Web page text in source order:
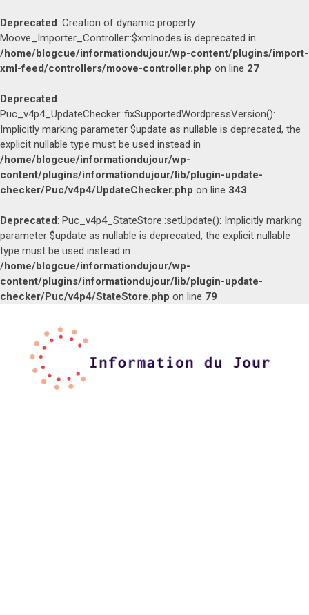
Deprecated: Creation of dynamic property
Moove_Importer_Controller::$xmlnodes is deprecated in
/home/blogcue/informationdujour/wp-content/plugins/import-
xml-feed/controllers/moove-controller.php on line 27
Deprecated:
Puc_v4p4_UpdateChecker::fixSupportedWordpressVersion():
Implicitly marking parameter $update as nullable is deprecated, the
explicit nullable type must be used instead in
/home/blogcue/informationdujour/wp-
content/plugins/informationdujour/lib/plugin-update-
checker/Puc/v4p4/UpdateChecker.php on line 343
Deprecated: Puc_v4p4_StateStore::setUpdate(): Implicitly marking
parameter $update as nullable is deprecated, the explicit nullable
type must be used instead in
/home/blogcue/informationdujour/wp-
content/plugins/informationdujour/lib/plugin-update-
checker/Puc/v4p4/StateStore.php on line 79